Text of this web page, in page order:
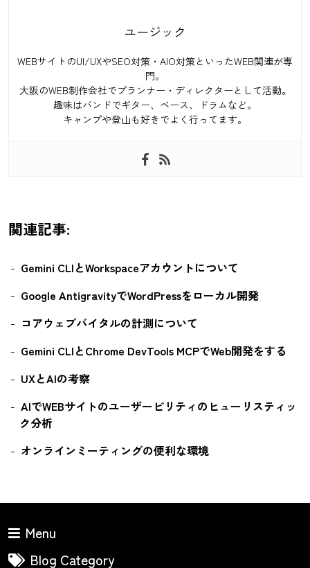
ユージック
WEBサイトのUI/UXやSEO対策・AIO対策といったWEB関連が専
門。
大阪のWEB制作会社でプランナー・ディレクターとして活動。
趣味はバンドでギター、ベース、ドラムなど。
キャンプや登山も好きでよく行ってます。
関連記事:
Gemini CLIとWorkspaceアカウントについて
Google AntigravityでWordPressをローカル開発
コアウェブバイタルの計測について
Gemini CLIとChrome DevTools MCPでWeb開発をする
UXとAIの考察
AIでWEBサイトのユーザービリティのヒューリスティッ
ク分析
オンラインミーティングの便利な環境
Menu
Blog Category